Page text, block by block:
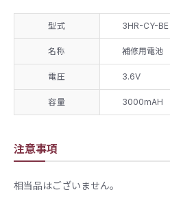
型式 3HR-CY-BE
名称 補修用電池
電圧 3.6V
容量 3000mAH
注意事項
相当品はございません。